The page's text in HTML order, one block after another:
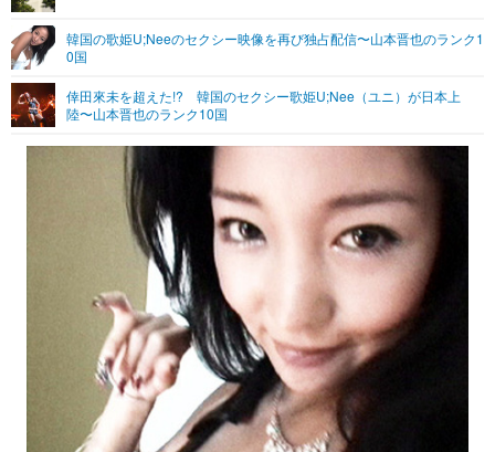
ショッピング その他
プッシュ通知の停止方法
韓国の歌姫U;Neeのセクシー映像を再び独占配信〜山本晋也のランク1
0国
倖田來未を超えた!? 韓国のセクシー歌姫U;Nee（ユニ）が日本上
陸〜山本晋也のランク10国